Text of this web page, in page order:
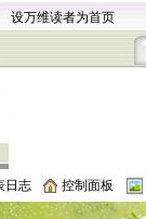
设万维读者为首页
日志 控制面板